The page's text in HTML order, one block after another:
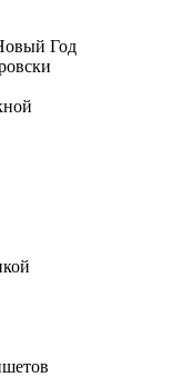
Год